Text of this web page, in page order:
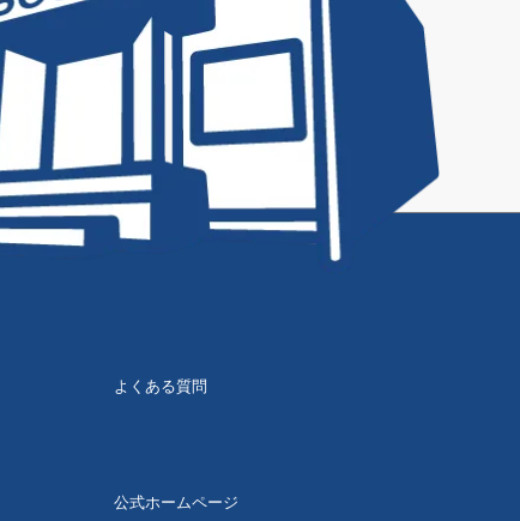
よくある質問
公式ホームページ